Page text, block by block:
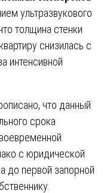
ультразвукового
толщина стенки
снизилась с
интенсивной
что данный
срока
с юридической
до первой запорной